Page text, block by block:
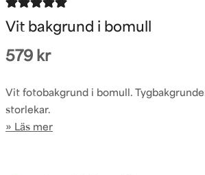
Vit bakgrund i bomull
579 kr
Vit fotobakgrund i bomull.
storlekar.
Läs mer